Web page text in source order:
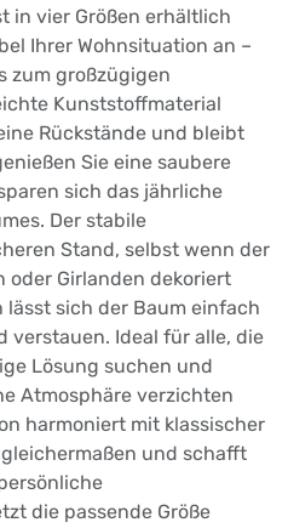
in vier Größen erhältlich
Ihrer Wohnsituation an –
zum großzügigen
Kunststoffmaterial
Rückstände und bleibt
Sie eine saubere
sich das jährliche
Der stabile
Stand, selbst wenn der
oder Girlanden dekoriert
sich der Baum einfach
verstauen. Ideal für alle, die
Lösung suchen und
Atmosphäre verzichten
harmoniert mit klassischer
und schafft
die passende Größe